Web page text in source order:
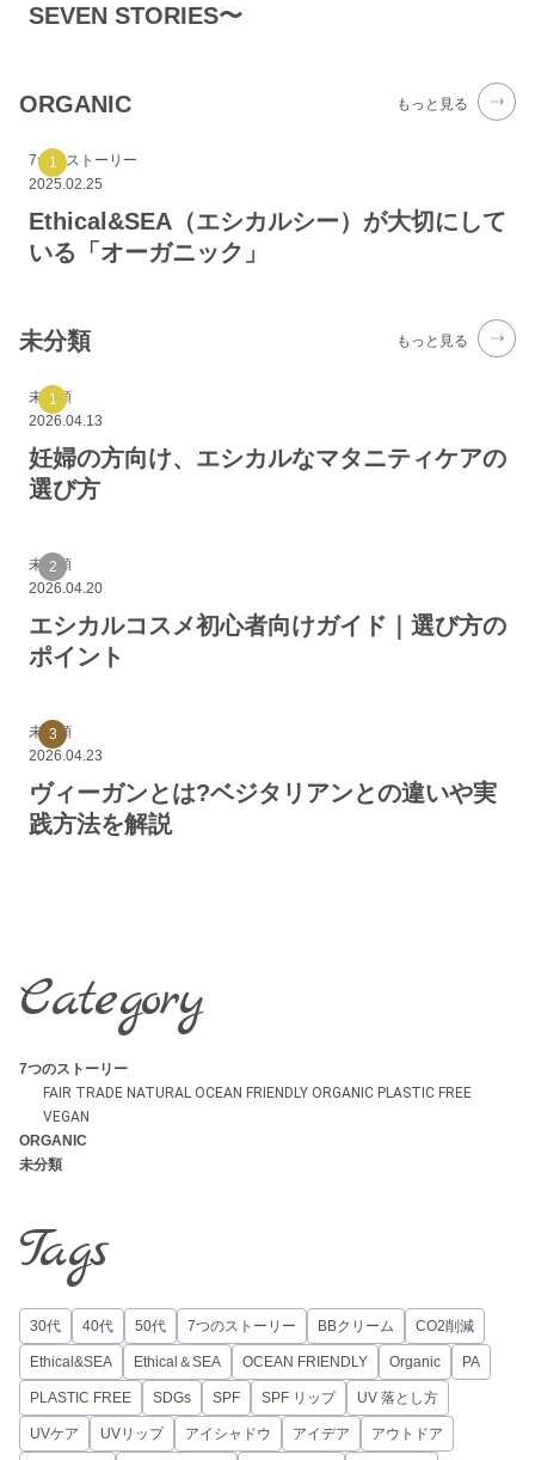
SEVEN STORIES〜
ORGANIC もっと見る
7つのストーリー
2025.02.25
Ethical&SEA（エシカルシー）が大切にして
いる「オーガニック」
未分類 もっと見る
未分類
2026.04.13
妊婦の方向け、エシカルなマタニティケアの
選び方
未分類
2026.04.20
エシカルコスメ初心者向けガイド｜選び方の
ポイント
未分類
2026.04.23
ヴィーガンとは?ベジタリアンとの違いや実
践方法を解説
Category
7つのストーリー
FAIR TRADE NATURAL OCEAN FRIENDLY ORGANIC PLASTIC FREE
VEGAN
ORGANIC
未分類
Tags
30代 40代 50代 7つのストーリー BBクリーム CO2削減
Ethical&SEA Ethical＆SEA OCEAN FRIENDLY Organic PA
PLASTIC FREE SDGs SPF SPF リップ UV 落とし方
UVケア UVリップ アイシャドウ アイデア アウトドア